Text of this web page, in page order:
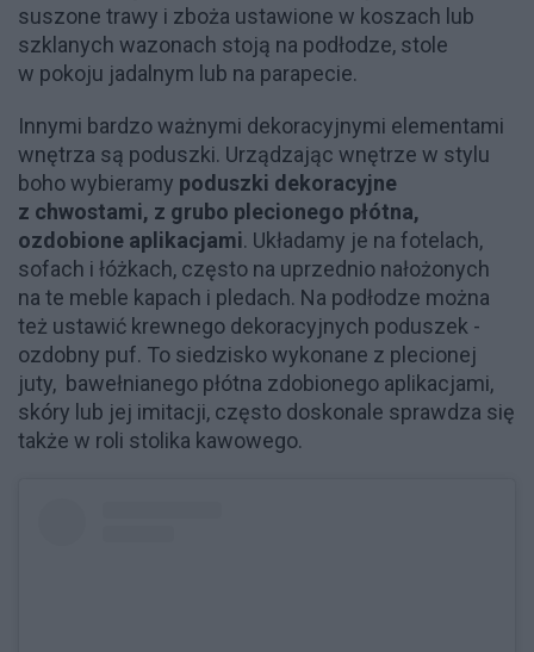
suszone trawy i zboża ustawione w koszach lub
szklanych wazonach stoją na podłodze, stole
w pokoju jadalnym lub na parapecie.
Innymi bardzo ważnymi dekoracyjnymi elementami
wnętrza są poduszki. Urządzając wnętrze w stylu
boho wybieramy poduszki dekoracyjne
z chwostami, z grubo plecionego płótna,
ozdobione aplikacjami. Układamy je na fotelach,
sofach i łóżkach, często na uprzednio nałożonych
na te meble kapach i pledach. Na podłodze można
też ustawić krewnego dekoracyjnych poduszek -
ozdobny puf. To siedzisko wykonane z plecionej
juty, bawełnianego płótna zdobionego aplikacjami,
skóry lub jej imitacji, często doskonale sprawdza się
także w roli stolika kawowego.